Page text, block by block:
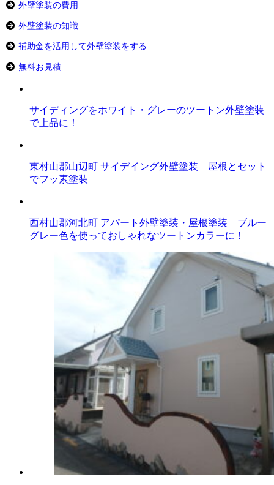
外壁塗装の費用
外壁塗装の知識
補助金を活用して外壁塗装をする
無料お見積
サイディングをホワイト・グレーのツートン外壁塗装
で上品に！
東村山郡山辺町 サイデイング外壁塗装 屋根とセット
でフッ素塗装
西村山郡河北町 アパート外壁塗装・屋根塗装 ブルー
グレー色を使っておしゃれなツートンカラーに！